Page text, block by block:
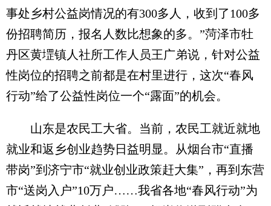
事处乡村公益岗情况的有300多人，收到了100多
份招聘简历，报名人数比想象的多。”菏泽市牡
丹区黄堽镇人社所工作人员王广弟说，针对公益
性岗位的招聘之前都是在村里进行，这次“春风
行动”给了公益性岗位一个“露面”的机会。
山东是农民工大省。当前，农民工就近就地
就业和返乡创业趋势日益明显。从烟台市“直播
带岗”到济宁市“就业创业政策赶大集”，再到东营
市“送岗入户”10万户……我省各地“春风行动”为